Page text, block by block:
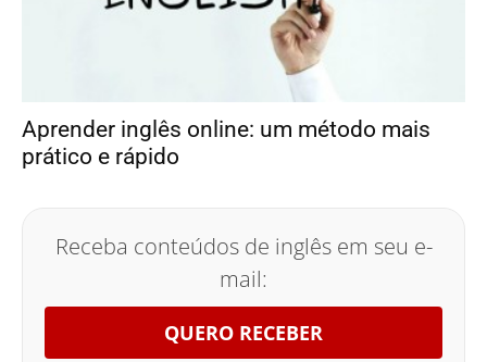
Aprender inglês online: um método mais
prático e rápido
Receba conteúdos de inglês em seu e-
mail:
QUERO RECEBER